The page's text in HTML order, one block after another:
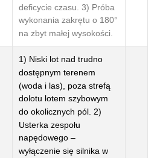
deficycie czasu. 3) Próba
wykonania zakrętu o 180°
na zbyt małej wysokości.
1) Niski lot nad trudno
dostępnym terenem
(woda i las), poza strefą
dolotu lotem szybowym
do okolicznych pól. 2)
Usterka zespołu
napędowego –
wyłączenie się silnika w